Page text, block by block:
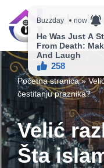
Skip
content
Kako
Vaš vodič ka
Početna stranica»
čestitanju praznika?
Velić
Šta